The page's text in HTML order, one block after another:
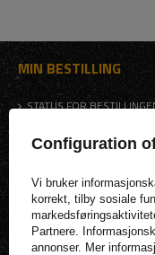
MIN BESTILLING
STATUS FOR
JEG ØNSKER Å KLAGE PÅ
JEG ØNSKER Å
KONTAKT
MIN KONTO |
Configuration
Vi bruker
korrekt, tilby sosiale
Partnere.
annonser. Mer